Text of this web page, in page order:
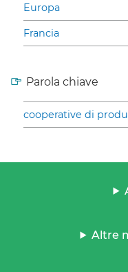
Europa
Francia
Parola chiave
cooperative di
Altre